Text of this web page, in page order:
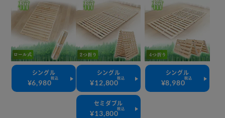
シングル
¥6,980
税込
シングル
¥12,800
税込
セミダブル
¥13,800
税込
シングル
¥8,980
税込